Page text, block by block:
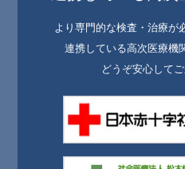
より専門的な検査・治療が
連携している高次医療機
どうぞ安心してご